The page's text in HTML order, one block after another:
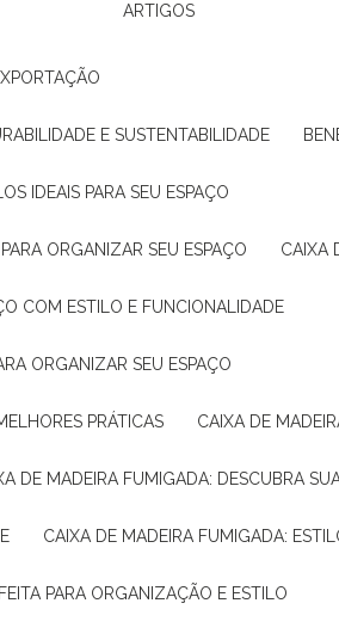
ARTIGOS
E SUSTENTABILIDADE
IDEAIS PARA SEU ESPAÇO
ORGANIZAR SEU ESPAÇO
COM ESTILO E FUNCIONALIDADE
ORGANIZAR SEU ESPAÇO
PRÁTICAS CAIXA DE
DE MADEIRA FUMIGADA: DESCUBRA
CAIXA DE MADEIRA FUMIGADA:
PARA ORGANIZAÇÃO E ESTILO